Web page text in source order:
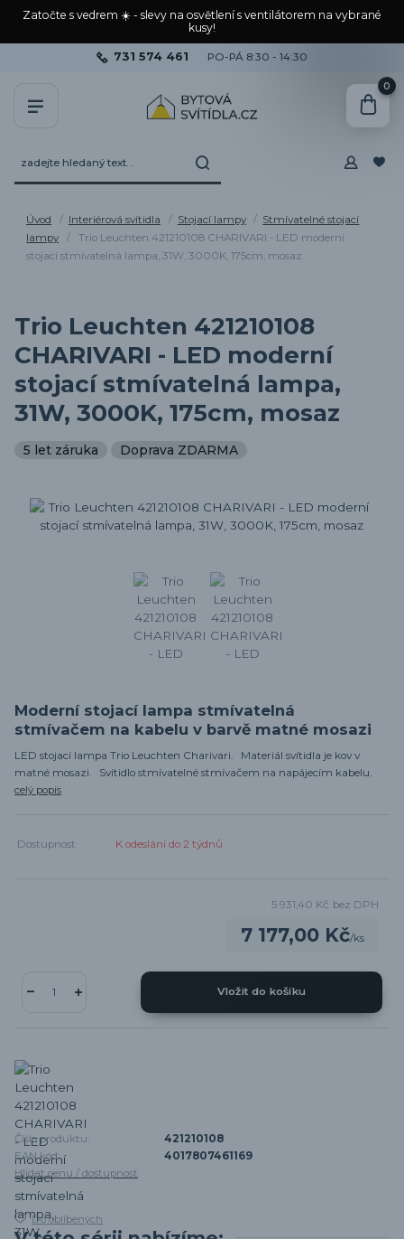
Zatočte s vedrem ☀️ - slevy na osvětlení s ventilátorem na vybrané
kusy!
731 574 461 PO-PÁ 8:30 - 14:30
0
Úvod Interiérová svítidla Stojací lampy
Stmívatelné stojací
lampy
Trio Leuchten 421210108 CHARIVARI - LED moderní
stojací stmívatelná lampa, 31W, 3000K, 175cm, mosaz
Trio Leuchten 421210108
CHARIVARI - LED moderní
stojací stmívatelná lampa,
31W, 3000K, 175cm, mosaz
5 let záruka Doprava ZDARMA
Moderní stojací lampa stmívatelná
stmívačem na kabelu v barvě matné mosazi
LED stojací lampa Trio Leuchten Charivari. Materiál svítidla je kov v
matné mosazi. Svítidlo stmívatelné stmívačem na napájecím kabelu.
celý popis
Dostupnost K odeslání do 2 týdnů
7 177,00 Kč/ks
5 931,40 Kč bez DPH
Vložit do košíku
Číslo produktu:
421210108
EAN kód:
4017807461169
Hlídat cenu / dostupnost
Do oblíbených